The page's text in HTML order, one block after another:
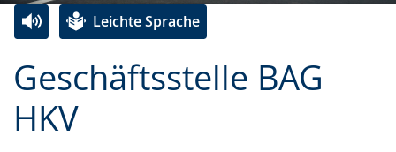
Geschäftsstelle BAG
HKV
Leichte Sprache
Leichten
Sprache
wechseln.
Audio-
Unterstützung.
Video
in
Deutscher